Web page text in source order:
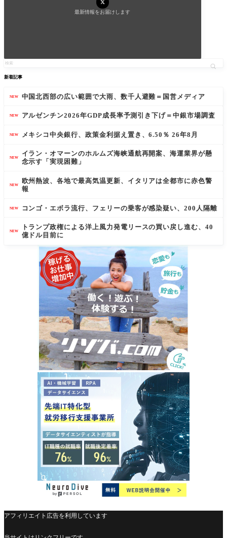
最新情報をお届けします
新着記事
NEW 中国北西部の広い範囲で大雨、数千人避難＝国営メディア
NEW アルゼンチン2026年GDP成長率予測引き下げ＝中銀市場調査
NEW メキシコ中央銀行、政策金利据え置き、6.50％ 26年8月
NEW
イラン・オマーンのホルムズ海峡通航再開案、海運業界が懸
念示す「実現困難」
NEW
欧州熱波、各地で最高気温更新、イタリアは全都市に赤色警
報
NEW コンゴ・エボラ流行、フェリーの乗客が感染疑い、200人隔離
NEW
トランプ政権による洋上風力発電リースの買い戻し進む、40
億ドル目前に
アフィリエイト広告を利用しています